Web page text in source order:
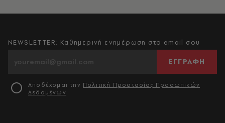
NEWSLETTER: Καθημερινή ενημέρωση στο email σου
ΕΓΓΡΑΦΗ
Αποδέχομαι την Πολιτική Προστασίας Προσωπικών
Δεδομένων